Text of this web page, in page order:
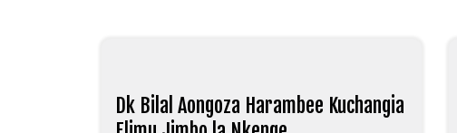
Dk Bilal Aongoza Harambee Kuchangia